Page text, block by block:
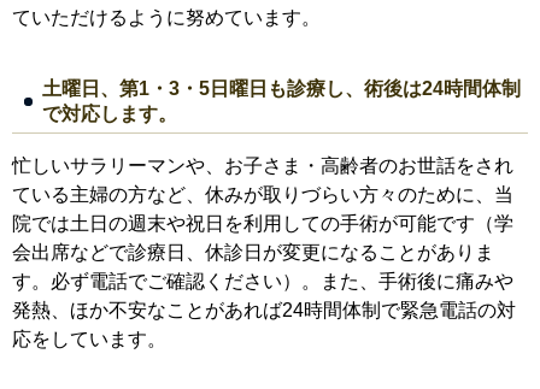
ていただけるように努めています。
土曜日、第1・3・5日曜日も診療し、術後は24時間体制
で対応します。
忙しいサラリーマンや、お子さま・高齢者のお世話をされ
ている主婦の方など、休みが取りづらい方々のために、当
院では土日の週末や祝日を利用しての手術が可能です（学
会出席などで診療日、休診日が変更になることがありま
す。必ず電話でご確認ください）。また、手術後に痛みや
発熱、ほか不安なことがあれば24時間体制で緊急電話の対
応をしています。